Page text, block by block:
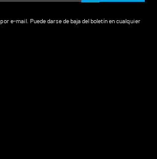
e-mail. Puede darse de baja del boletín en cualquier